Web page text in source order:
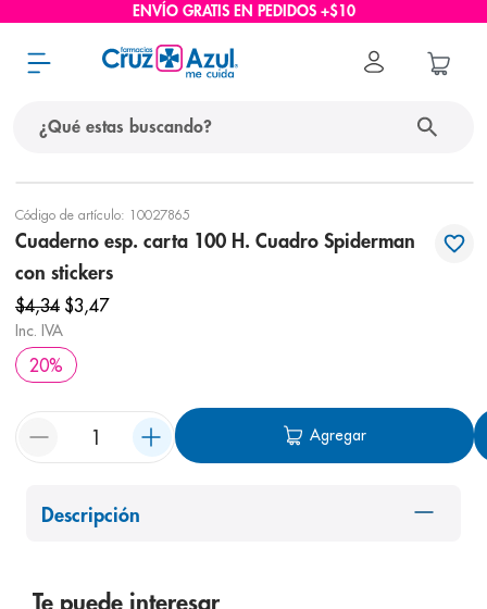
ENVÍO GRATIS EN PEDIDOS +$10
Código de artículo: 10027865
Cuaderno esp. carta 100 H. Cuadro Spiderman
con stickers
$4,34 $3,47
Inc. IVA
20%
Agregar
Descripción
Te puede interesar
términos más buscados
1. protector solar
2. pañales
3. eucerin
4. cerave
shampoo
8. pediasure
prueba embarazo